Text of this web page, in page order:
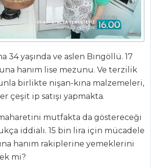
34 yaşında ve aslen Bingöllü. 17
hanım lise mezunu. Ve terzilik
birlikte nişan-kına malzemeleri,
çeşit ip satışı yapmakta.
mutfakta da göstereceği
iddialı. 15 bin lira için mücadele
hanım rakiplerine yemeklerini
mi?